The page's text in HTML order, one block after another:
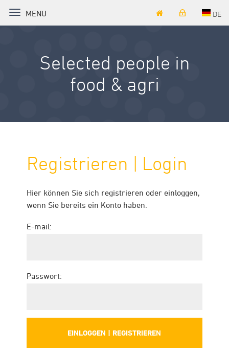
TOGGLE NAVIGATION
MENU DE
Selected people in
food & agri
Registrieren | Login
Hier können Sie sich registrieren oder einloggen,
wenn Sie bereits ein Konto haben.
E-mail:
Passwort: